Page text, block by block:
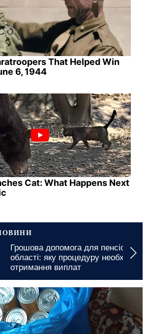
That Helped Win
6, 1944
Cat: What Happens Next
для пенсіонерів в Харківській
необхідно пройти для